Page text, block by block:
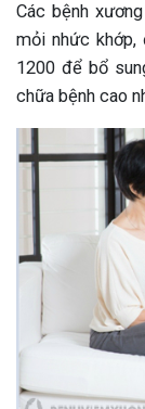
Các bệnh
mỏi nhức khớp,
1200 để bổ
chữa bệnh cao